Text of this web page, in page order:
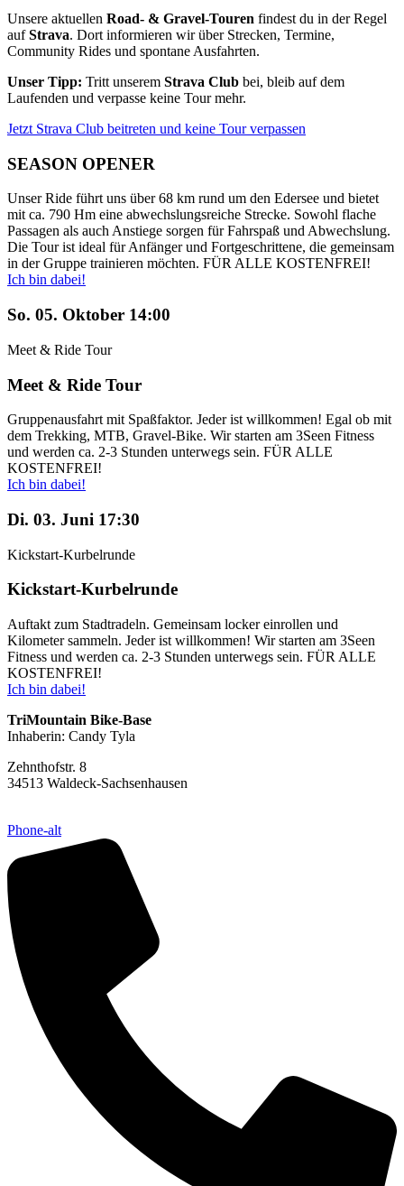
Unsere aktuellen Road- & Gravel-Touren findest du in der Regel
aufStrava. Dort informieren wir über Strecken, Termine,
Community Rides und spontane Ausfahrten.
Unser Tipp: Tritt unserem Strava Club bei, bleib auf dem
Laufenden und verpasse keine Tour mehr.
Jetzt Strava Club beitreten und keine Tour verpassen
SEASON OPENER
Unser Ride führt uns über 68 km rund um den Edersee und bietet
mit ca. 790 Hm eine abwechslungsreiche Strecke. Sowohl flache
Passagen als auch Anstiege sorgen für Fahrspaß und Abwechslung.
Die Tour ist ideal für Anfänger und Fortgeschrittene, die gemeinsam
in der Gruppe trainieren möchten. FÜR ALLE KOSTENFREI!
Ich bin dabei!
So. 05. Oktober 14:00
Meet & Ride Tour
Meet & Ride Tour
Gruppenausfahrt mit Spaßfaktor. Jeder ist willkommen! Egal ob mit
dem Trekking, MTB, Gravel-Bike. Wir starten am 3Seen Fitness
und werden ca. 2-3 Stunden unterwegs sein. FÜR ALLE
KOSTENFREI!
Ich bin dabei!
Di. 03. Juni 17:30
Kickstart-Kurbelrunde
Kickstart-Kurbelrunde
Auftakt zum Stadtradeln. Gemeinsam locker einrollen und
Kilometer sammeln. Jeder ist willkommen! Wir starten am 3Seen
Fitness und werden ca. 2-3 Stunden unterwegs sein. FÜR ALLE
KOSTENFREI!
Ich bin dabei!
TriMountain Bike-Base
Inhaberin: Candy Tyla
Zehnthofstr. 8
34513 Waldeck-Sachsenhausen
Phone-alt